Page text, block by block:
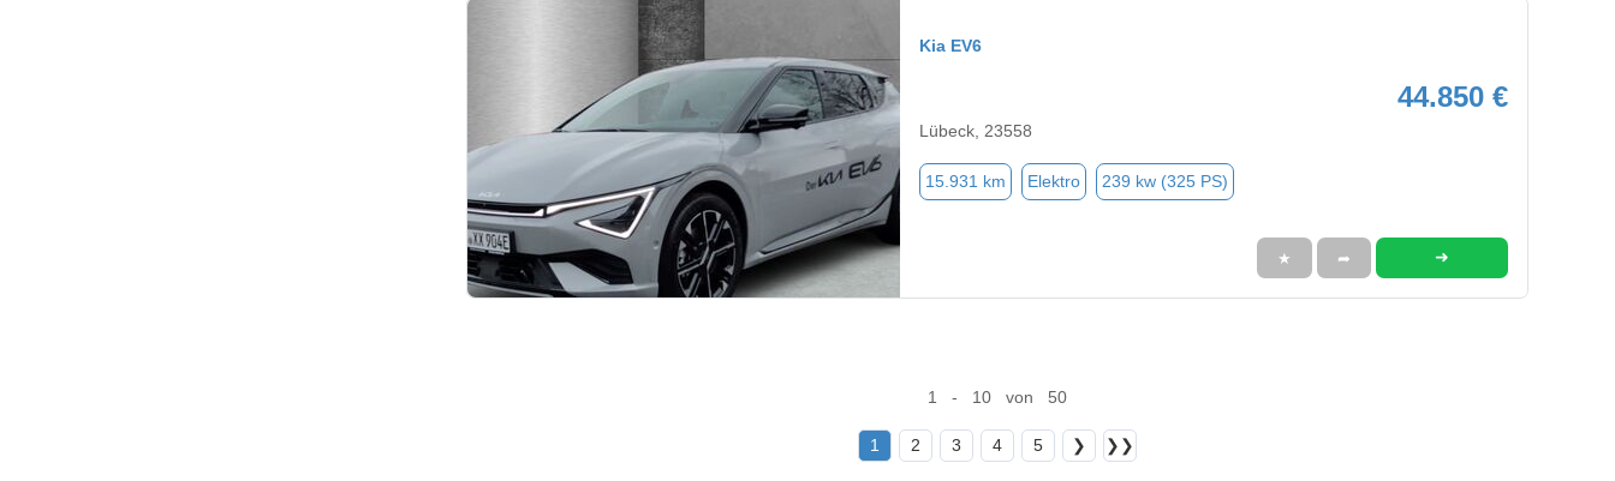
Kia EV6
44.850 €
Lübeck, 23558
15.931 km Elektro 239 kw (325 PS)
★ ➦ ➜
1 - 10 von 50
1 2 3 4 5 ❯ ❯❯